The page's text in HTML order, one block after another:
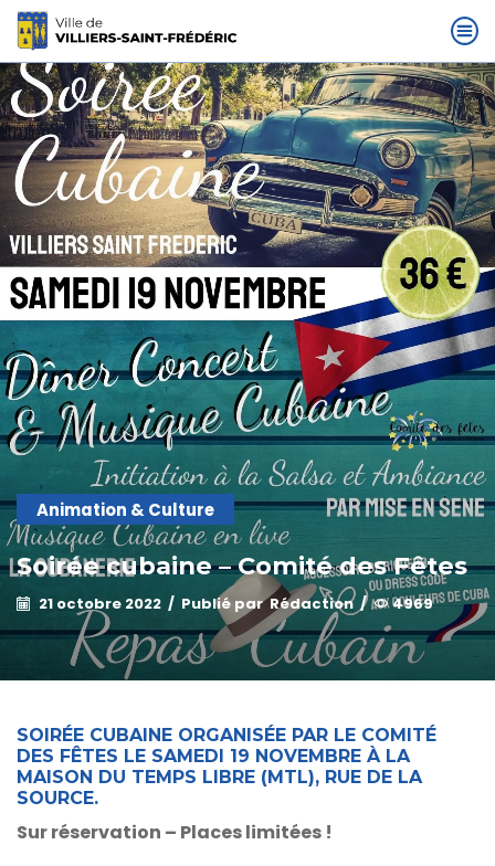
Animation & Culture
Soirée cubaine – Comité des Fêtes
21 octobre 2022 / Publié par Rédaction / 4969
SOIRÉE CUBAINE ORGANISÉE PAR LE COMITÉ
DES FÊTES LE SAMEDI 19 NOVEMBRE À LA
MAISON DU TEMPS LIBRE (MTL), RUE DE LA
SOURCE.
Sur réservation – Places limitées !